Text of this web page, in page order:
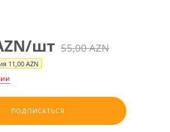
/шт 55,00AZN
11,00 AZN
ПОДПИСАТЬСЯ